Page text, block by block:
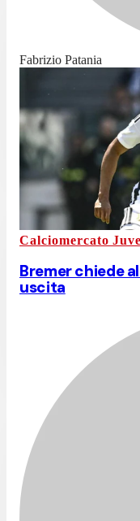
Fabrizio Patania
Calciomercato
Bremer chiede
uscita